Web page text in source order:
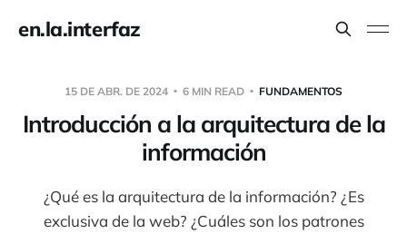
en.la.interfaz
15 DE ABR. DE 2024 6 MIN READ FUNDAMENTOS
Introducción a la arquitectura de la
información
¿Qué es la arquitectura de la información? ¿Es
exclusiva de la web? ¿Cuáles son los patrones